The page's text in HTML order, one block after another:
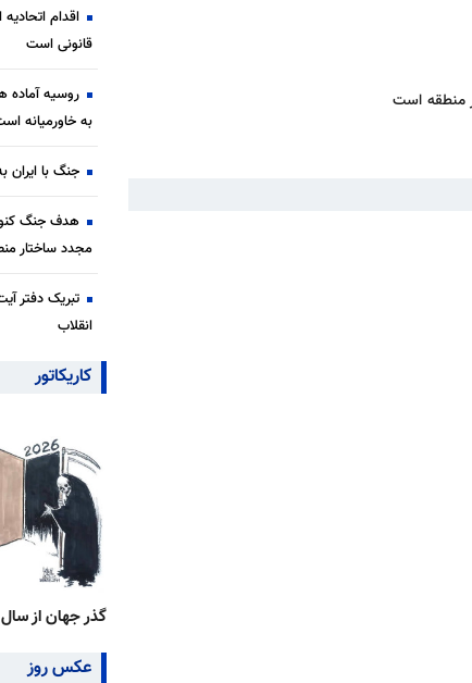
منطقه است
اقدام اتحادیه
قانونی است
روسیه آماده
به خاورمیانه
جنگ با ایران
هدف جنگ
مجدد ساختار
تبریک دفتر
انقلاب
کاریکاتور
گذر جهان از سال ۲۰۲۵ به ۲۰۲۶
عکس روز